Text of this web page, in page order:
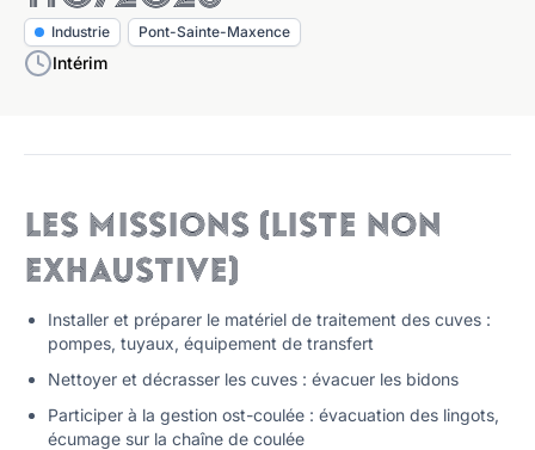
Industrie Pont-Sainte-Maxence
Intérim
Les missions (liste non
exhaustive)
Installer et préparer le matériel de traitement des cuves :
pompes, tuyaux, équipement de transfert
Nettoyer et décrasser les cuves : évacuer les bidons
Participer à la gestion ost-coulée : évacuation des lingots,
écumage sur la chaîne de coulée